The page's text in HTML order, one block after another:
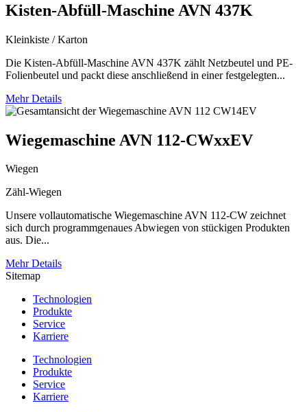
Kisten-Abfüll-Maschine AVN 437K
Kleinkiste / Karton
Die Kisten-Abfüll-Maschine AVN 437K zählt Netzbeutel und PE-
Folienbeutel und packt diese anschließend in einer festgelegten...
Mehr Details
Wiegemaschine AVN 112-CWxxEV
Wiegen
Zähl-Wiegen
Unsere vollautomatische Wiegemaschine AVN 112-CW zeichnet
sich durch programmgenaues Abwiegen von stückigen Produkten
aus. Die...
Mehr Details
Sitemap
Technologien
Produkte
Service
Karriere
Technologien
Produkte
Service
Karriere